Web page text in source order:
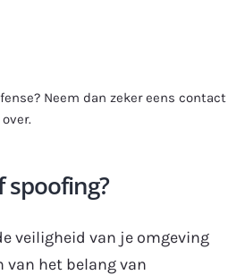
Neem dan zeker eens contact
spoofing?
veiligheid van je omgeving
het belang van